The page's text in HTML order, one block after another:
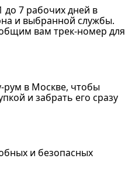
до 7 рабочих дней в
и выбранной службы.
вам трек-номер для
в Москве, чтобы
и забрать его сразу
и безопасных